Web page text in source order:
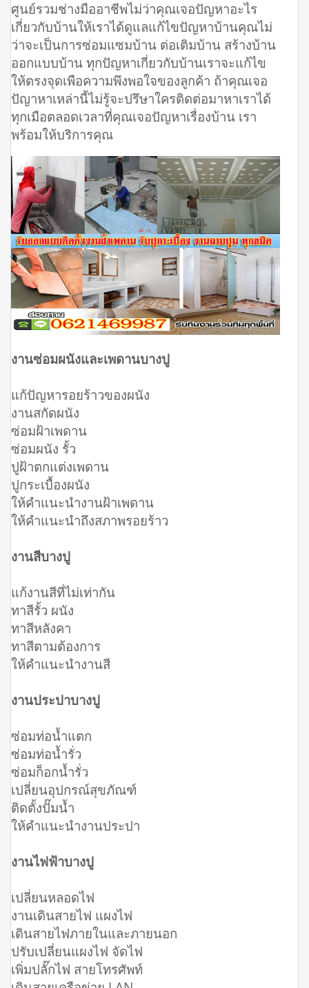
ศูนย์รวมช่างมืออาชีพไม่ว่าคุณเจอปัญหาอะไร
เกี่ยวกับบ้านให้เราได้ดูแลแก้ไขปัญหาบ้านคุณไม่
ว่าจะเป็นการซ่อมแซมบ้าน ต่อเติมบ้าน สร้างบ้าน
ออกแบบบ้าน ทุกปัญหาเกี่ยวกับบ้านเราจะแก้ไข
ให้ตรงจุดเพือความพึงพอใจของลูกค้า ถ้าคุณเจอ
ปัญาหาเหล่านี้ไม่รู้จะปรึษาใครติดต่อมาหาเราได้
ทุกเมือตลอดเวลาที่คุณเจอปัญหาเรื่องบ้าน เรา
พร้อมให้บริการคุณ
งานซ่อมผนังและเพดานบางปู
แก้ปัญหารอยร้าวของผนัง
งานสกัดผนัง
ซ่อมฝ้าเพดาน
ซ่อมผนัง รั้ว
ปูฝ้าตกแต่งเพดาน
ปูกระเบื้องผนัง
ให้คำแนะนำงานฝ้าเพดาน
ให้คำแนะนำถึงสภาพรอยร้าว
งานสีบางปู
แก้งานสีที่ไม่เท่ากัน
ทาสีรั้ว ผนัง
ทาสีหลังคา
ทาสีตามต้องการ
ให้คำแนะนำงานสี
งานประปาบางปู
ซ่อมท่อน้ำแตก
ซ่อมท่อน้ำรั่ว
ซ่อมก็อกน้ำรั่ว
เปลี่ยนอุปกรณ์สุขภัณฑ์
ติดตั้งปั๊มน้ำ
ให้คำแนะนำงานประปา
งานไฟฟ้าบางปู
เปลี่ยนหลอดไฟ
งานเดินสายไฟ แผงไฟ
เดินสายไฟภายในและภายนอก
ปรับเปลี่ยนแผงไฟ จัดไฟ
เพิ่มปลั๊กไฟ สายโทรศัพท์